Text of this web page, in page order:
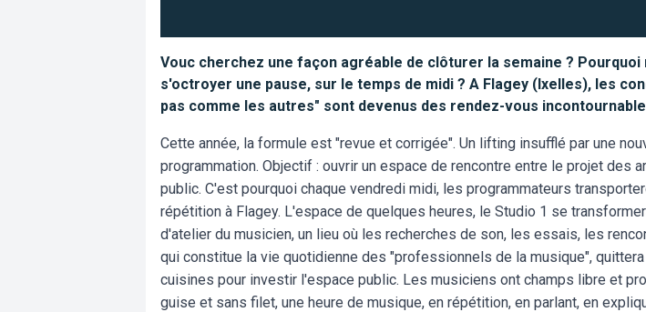
Vouc cherchez une façon agréable de clôturer la semaine ? Pourquoi
s'octroyer une pause, sur le temps de midi ? A Flagey (Ixelles), les
pas comme les autres" sont devenus des rendez-vous
Cette année, la formule est "revue et corrigée". Un lifting insufflé par une
programmation. Objectif : ouvrir un espace de rencontre entre le projet des
public. C'est pourquoi chaque vendredi midi, les programmateurs
répétition à Flagey. L'espace de quelques heures, le Studio 1 se
d'atelier du musicien, un lieu où les recherches de son, les essais, les
qui constitue la vie quotidienne des "professionnels de la musique",
cuisines pour investir l'espace public. Les musiciens ont champs libre et
guise et sans filet, une heure de musique, en répétition, en parlant, en